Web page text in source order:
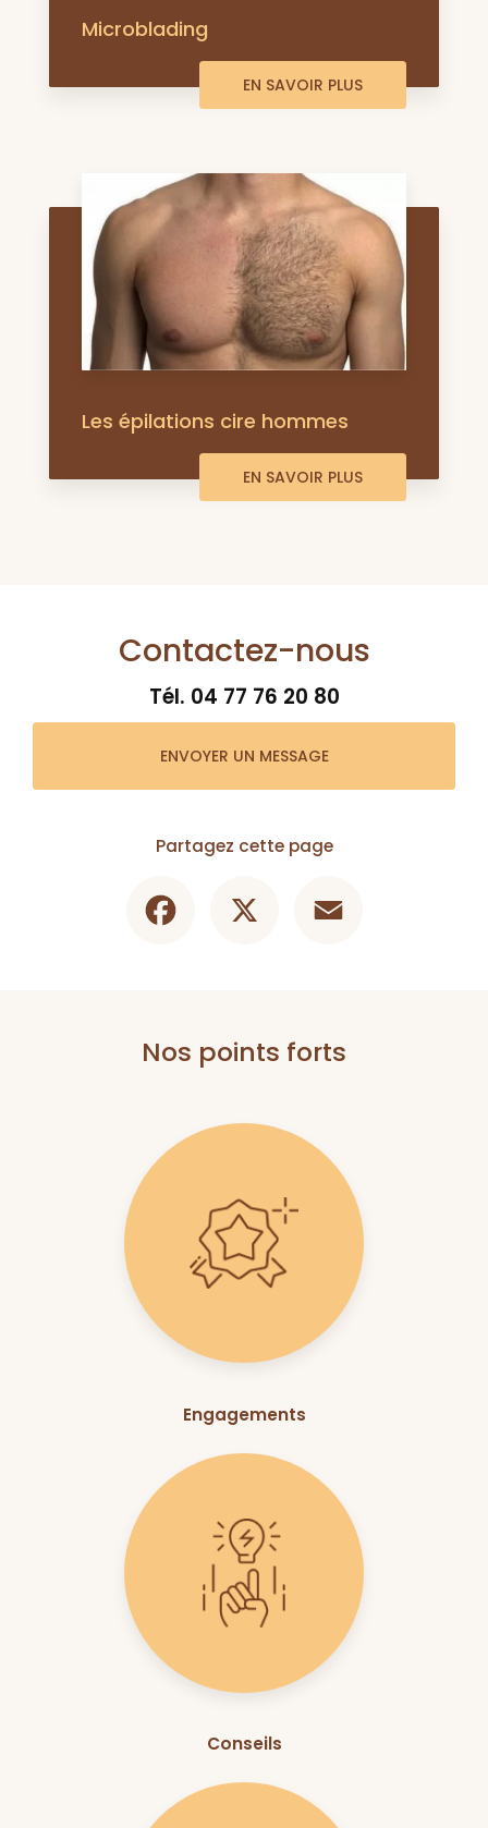
Microblading
EN SAVOIR PLUS
Les épilations cire hommes
EN SAVOIR PLUS
Contactez-nous
Tél. 04 77 76 20 80
ENVOYER UN MESSAGE
Partagez cette page
Nos points forts
Engagements
Conseils